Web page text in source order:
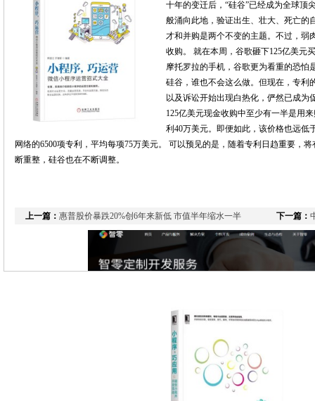
十年的变迁后，“硅谷”已经成为全球顶
般涌向此地，验证出生、壮大、死亡的
才和并购是两个不变的主题。不过，弱
收购。 就在本周，谷歌砸下125亿美元
摩托罗拉的手机，谷歌更为看重的恐怕
硅谷，谁也不会这么做。但现在，专利
以及诉讼开始出现白热化，俨然已成为
125亿美元现金收购中至少有一半是用
利40万美元。即便如此，该价格也远低
网络的6500项专利，平均每项75万美元。 可以预见的是，随着专利日趋重要，
断重整，硅谷也在不断调整。
上一篇： 惠普股价暴跌20%创6年来新低 市值半年缩水一半 下一篇：